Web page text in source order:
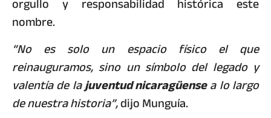
nombre.
“No es solo un espacio físico el que
reinauguramos, sino un símbolo del legado y
valentía de lajuventud nicaragüensea lo largo
de nuestra historia”,dijo Munguía.